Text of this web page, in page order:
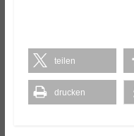
teilen
drucken